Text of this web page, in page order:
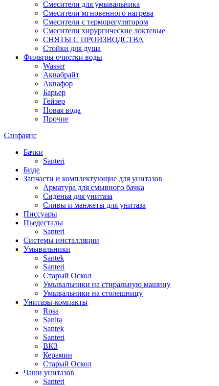
Смесители для умывальника
Смесители мгновенного нагрева
Смесители с терморегулятором
Смесители хирургические локтевые
СНЯТЫ С ПРОИЗВОДСТВА
Стойки для душа
Фильтры очистки воды
Wasser
Аквабрайт
Аквафор
Барьер
Гейзер
Новая вода
Прочие
Санфаянс
Бачки
Santeri
Биде
Запчасти и комплектующие для унитазов
Арматура для смывного бачка
Сиденья для унитаза
Сливы и манжеты для унитаза
Писсуары
Пьедесталы
Santeri
Системы инсталляции
Умывальники
Santek
Santeri
Старый Оскол
Умывальники на стиральную машину
Умывальники на столешницу
Унитазы-компакты
Rosa
Sanita
Santek
Santeri
ВКЗ
Керамин
Старый Оскол
Чаши унитазов
Santeri